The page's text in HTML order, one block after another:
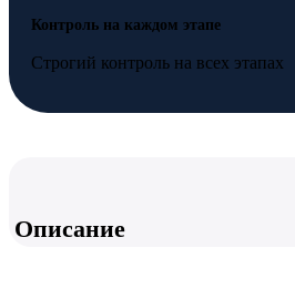
Контроль на каждом этапе
Строгий контроль на всех этапах
Описание